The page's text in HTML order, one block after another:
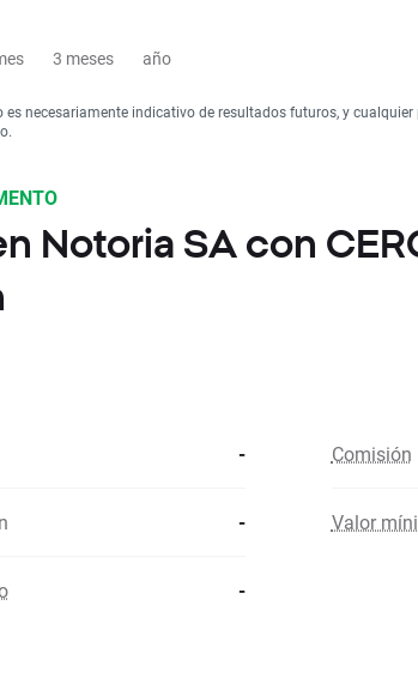
3 meses año
es necesariamente indicativo de resultados futuros, y
Notoria SA con
- Comisión
- Valor
-